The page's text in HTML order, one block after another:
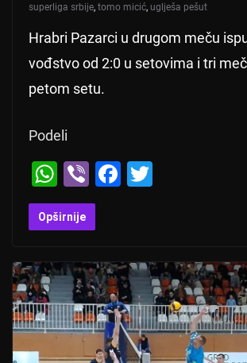
superliga srbije, tomo micić, uglješa pešut
Hrabri Pazarci u drugom meču
vođstvo od 2:0 u setovima i tri
petom setu.
Podeli
W
h
at
A
p
p
Vi
b
er
F
b
o
o
k
Opširnije